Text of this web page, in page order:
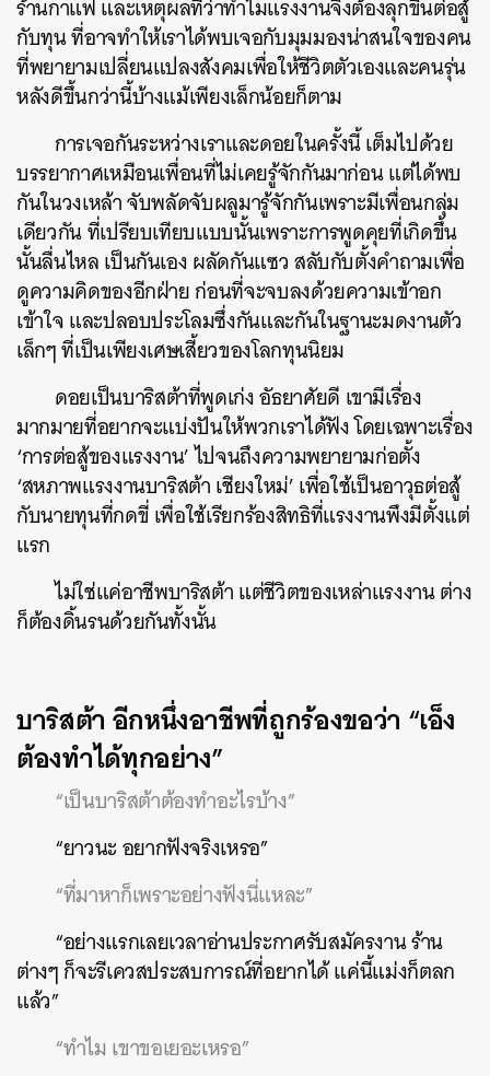
ร้านกาแฟ และเหตุผลที่ว่าทำไมแรงงานจึงต้องลุกขึ้นต่อสู้
กับทุน ที่อาจทำให้เราได้พบเจอกับมุมมองน่าสนใจของคน
ที่พยายามเปลี่ยนแปลงสังคมเพื่อให้ชีวิตตัวเองและคนรุ่น
หลังดีขึ้นกว่านี้บ้างแม้เพียงเล็กน้อยก็ตาม
การเจอกันระหว่างเราและดอยในครั้งนี้ เต็มไปด้วย
บรรยากาศเหมือนเพื่อนที่ไม่เคยรู้จักกันมาก่อน แต่ได้พบ
กันในวงเหล้า จับพลัดจับผลูมารู้จักกันเพราะมีเพื่อนกลุ่ม
เดียวกัน ที่เปรียบเทียบแบบนั้นเพราะการพูดคุยที่เกิดขึ้น
นั้นลื่นไหล เป็นกันเอง ผลัดกันแซว สลับกับตั้งคำถามเพื่อ
ดูความคิดของอีกฝ่าย ก่อนที่จะจบลงด้วยความเข้าอก
เข้าใจ และปลอบประโลมซึ่งกันและกันในฐานะมดงานตัว
เล็กๆ ที่เป็นเพียงเศษเสี้ยวของโลกทุนนิยม
ดอยเป็นบาริสต้าที่พูดเก่ง อัธยาศัยดี เขามีเรื่อง
มากมายที่อยากจะแบ่งปันให้พวกเราได้ฟัง โดยเฉพาะเรื่อง
‘การต่อสู้ของแรงงาน’ ไปจนถึงความพยายามก่อตั้ง
‘สหภาพแรงงานบาริสต้า เชียงใหม่’ เพื่อใช้เป็นอาวุธต่อสู้
กับนายทุนที่กดขี่ เพื่อใช้เรียกร้องสิทธิที่แรงงานพึงมีตั้งแต่
แรก
ไม่ใช่แค่อาชีพบาริสต้า แต่ชีวิตของเหล่าแรงงาน ต่าง
ก็ต้องดิ้นรนด้วยกันทั้งนั้น
บาริสต้า อีกหนึ่งอาชีพที่ถูกร้องขอว่า “เอ็ง
ต้องทำได้ทุกอย่าง”
“เป็นบาริสต้าต้องทำอะไรบ้าง”
“ยาวนะ อยากฟังจริงเหรอ”
“ที่มาหาก็เพราะอย่างฟังนี่แหละ”
“อย่างแรกเลยเวลาอ่านประกาศรับสมัครงาน ร้าน
ต่างๆ ก็จะรีเควสประสบการณ์ที่อยากได้ แค่นี้แม่งก็ตลก
แล้ว”
“ทำไม เขาขอเยอะเหรอ”